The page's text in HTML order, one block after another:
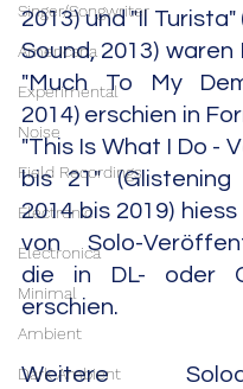
Singer/Songwriter
Americana
Experimental
Noise
Field Recordings
Electronic
Electronica
Minimal
Ambient
Dark Ambient
2013) und "Il
Sound, 2013)
"Much To My
2014) erschien in
"This Is What I Do -
bis 21" (Glistening
2014 bis 2019)
von Solo-
die in DL- oder
erschien.
Weitere